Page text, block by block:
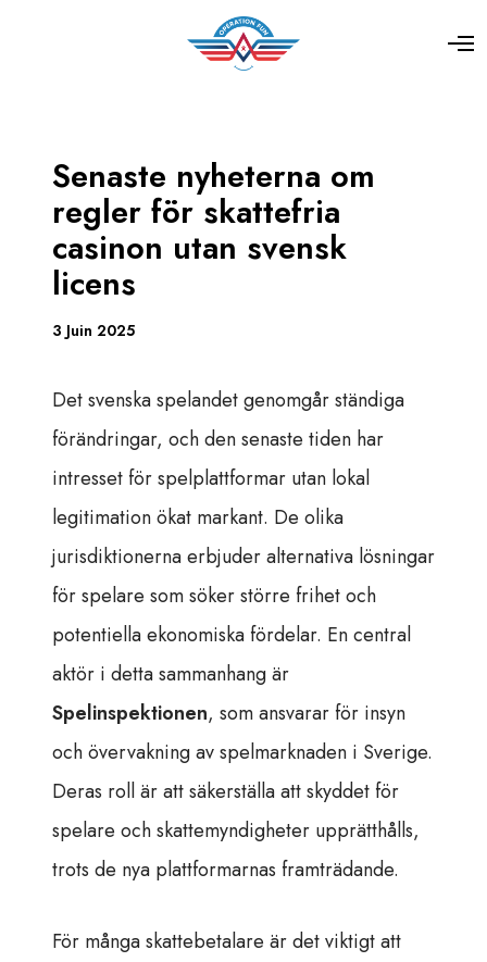
Senaste nyheterna om
regler för skattefria
casinon utan svensk
licens
3 Juin 2025
Det svenska spelandet genomgår ständiga
förändringar, och den senaste tiden har
intresset för spelplattformar utan lokal
legitimation ökat markant. De olika
jurisdiktionerna erbjuder alternativa lösningar
för spelare som söker större frihet och
potentiella ekonomiska fördelar. En central
aktör i detta sammanhang är
Spelinspektionen, som ansvarar för insyn
och övervakning av spelmarknaden i Sverige.
Deras roll är att säkerställa att skyddet för
spelare och skattemyndigheter upprätthålls,
trots de nya plattformarnas framträdande.
För många skattebetalare är det viktigt att